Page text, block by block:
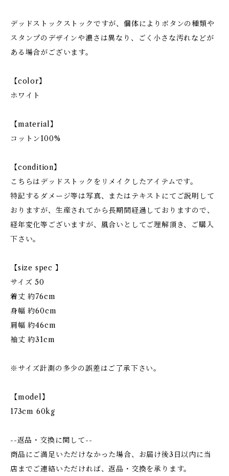
デッドストックストックですが、個体によりボタンの種類や
スタンプのデザインや濃さは異なり、ごく小さな汚れなどが
ある場合がございます。
【color】
ホワイト
【material】
コットン100%
【condition】
こちらはデッドストックをリメイクしたアイテムです。
特記するダメージ等は写真、またはテキストにてご説明して
おりますが、生産されてから長期間経過しておりますので、
経年変化等ございますが、風合いとしてご理解頂き、ご購入
下さい。
【size spec 】
サイズ 50
着丈 約76cm
身幅 約60cm
肩幅 約46cm
袖丈 約31cm
※サイズ計測の多少の誤差はご了承下さい。
【model】
173cm 60kg
--返品・交換に関して--
商品にご満足いただけなかった場合、お届け後3日以内に当
店までご連絡いただければ、返品・交換を承ります。